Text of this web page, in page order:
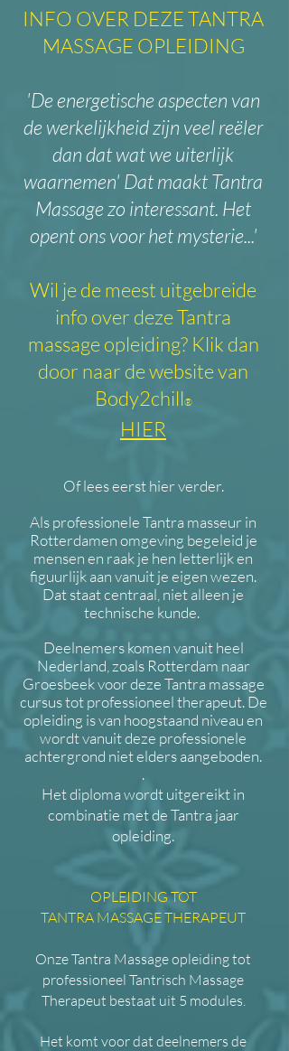
INFO OVER DEZE TANTRA
MASSAGE OPLEIDING
'De energetische aspecten van
de werkelijkheid zijn veelreëler
dan dat wat we uiterlijk
waarnemen' Dat maakt Tantra
Massage zo interessant. Het
opent ons voor het mysterie...'
Wil je de meest uitgebreide
info over deze Tantra
massage opleiding? Klik dan
door naar de website van
Body2chill®
HIER
Of lees eerst hier verder.
Als professionele Tantra masseur in
Rotterdamen omgeving begeleid je
mensen en raak je hen letterlijk en
figuurlijk aan vanuit je eigen wezen.
Dat staat centraal, niet alleen je
technische kunde.
Deelnemers komen vanuit heel
Nederland, zoals Rotterdam naar
Groesbeek voor deze Tantra massage
cursus tot professioneel therapeut. De
opleiding is van hoogstaand niveau en
wordt vanuit deze professionele
achtergrond niet elders aangeboden.
.
Het diploma wordt uitgereikt in
combinatie met de Tantra jaar
opleiding.
OPLEIDING TOT
TANTRA MASSAGE THERAPEUT
Onze Tantra Massage opleiding tot
professioneel Tantrisch Massage
Therapeut bestaat uit 5 modules.
Het komt voor dat deelnemers de